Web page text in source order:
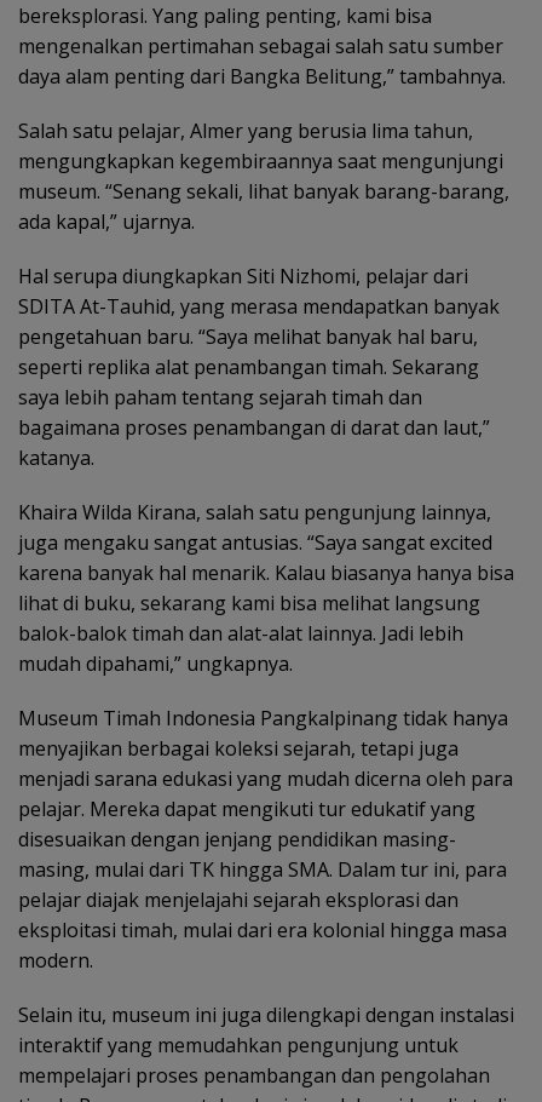
bereksplorasi. Yang paling penting, kami bisa
mengenalkan pertimahan sebagai salah satu sumber
daya alam penting dari Bangka Belitung,” tambahnya.
Salah satu pelajar, Almer yang berusia lima tahun,
mengungkapkan kegembiraannya saat mengunjungi
museum. “Senang sekali, lihat banyak barang-barang,
ada kapal,” ujarnya.
Hal serupa diungkapkan Siti Nizhomi, pelajar dari
SDITA At-Tauhid, yang merasa mendapatkan banyak
pengetahuan baru. “Saya melihat banyak hal baru,
seperti replika alat penambangan timah. Sekarang
saya lebih paham tentang sejarah timah dan
bagaimana proses penambangan di darat dan laut,”
katanya.
Khaira Wilda Kirana, salah satu pengunjung lainnya,
juga mengaku sangat antusias. “Saya sangat excited
karena banyak hal menarik. Kalau biasanya hanya bisa
lihat di buku, sekarang kami bisa melihat langsung
balok-balok timah dan alat-alat lainnya. Jadi lebih
mudah dipahami,” ungkapnya.
Museum Timah Indonesia Pangkalpinang tidak hanya
menyajikan berbagai koleksi sejarah, tetapi juga
menjadi sarana edukasi yang mudah dicerna oleh para
pelajar. Mereka dapat mengikuti tur edukatif yang
disesuaikan dengan jenjang pendidikan masing-
masing, mulai dari TK hingga SMA. Dalam tur ini, para
pelajar diajak menjelajahi sejarah eksplorasi dan
eksploitasi timah, mulai dari era kolonial hingga masa
modern.
Selain itu, museum ini juga dilengkapi dengan instalasi
interaktif yang memudahkan pengunjung untuk
mempelajari proses penambangan dan pengolahan